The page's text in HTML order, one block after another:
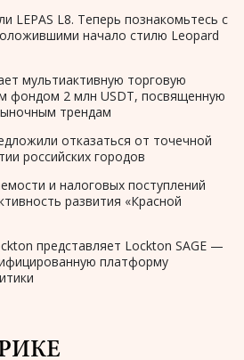
LEPAS L8. Теперь познакомьтесь с
начало стилю Leopard
мультиактивную торговую
фондом 2 млн USDT, посвященную
трендам
отказаться от точечной
российских городов
и налоговых поступлений
развития «Красной
представляет Lockton SAGE —
платформу